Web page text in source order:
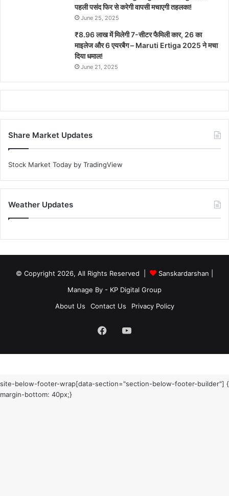
पहली पसंद फिर से करेगी वापसी मचाएगी तहलका!
June 25, 2025
₹8.96 लाख में मिलेगी 7-सीटर फैमिली कार, 26 का
माइलेज और 6 एयरबैग – Maruti Ertiga 2025 ने मचा
दिया धमाल!
June 21, 2025
Share Market Updates
Stock Market Today by TradingView
Weather Updates
© Copyright 2026, All Rights Reserved | Sanskardarshan
Manage By - KP Digital Group
About Us
Contact Us Privacy Policy
FacebookYouTube
site-below-footer-wrap[data-section="section-below-footer-builder"] {
margin-bottom: 40px;}